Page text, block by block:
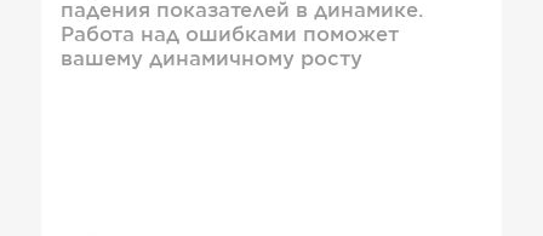
падения показателей в динамике.
Работа над ошибками поможет
вашему динамичному росту